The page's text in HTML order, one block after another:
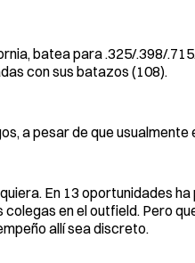
batea para .325/.398/
con sus batazos (108).
a pesar de que
En 13 oportunidades
colegas en el outfield. Pero
allí sea discreto.